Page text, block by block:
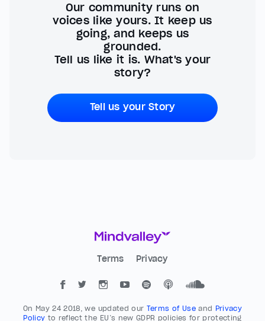
Our community runs on
voices like yours. It keep us
going, and keeps us
grounded.
Tell us like it is. What's your
story?
Tell us your Story
Terms Privacy
On May 24 2018, we updated our Terms of Useand Privacy
Policy to reflect the EU’s new GDPR policies for protecting